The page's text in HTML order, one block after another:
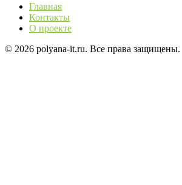
Главная
Контакты
О проекте
© 2026 polyana-it.ru. Все права защищены.